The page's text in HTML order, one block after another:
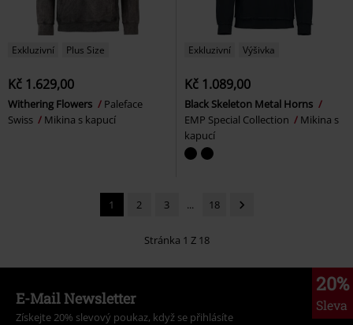
Exkluzivní Plus Size
Kč 1.629,00
Withering Flowers
Paleface
Swiss
Mikina s kapucí
Exkluzivní Výšivka
Kč 1.089,00
Black Skeleton Metal Horns
EMP Special Collection
Mikina s
kapucí
1 2 3 ... 18
Stránka 1 Z 18
20%
Sleva
E-Mail Newsletter
Získejte 20% slevový poukaz, když se přihlásíte